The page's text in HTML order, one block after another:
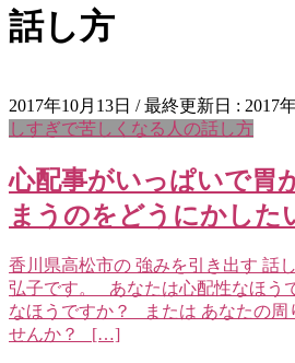
話し方
2017年10月13日 / 最終更新日 : 2017
しすぎで苦しくなる人の話し方
心配事がいっぱいで胃が痛くなってし
まうのをどうにかした
香川県高松市の 強みを引き出す 話
弘子です。 あなたは心配性なほう
なほうですか？ または あなたの周
せんか？ […]